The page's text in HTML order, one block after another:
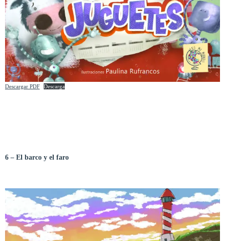
Descargar PDF Descarga
6 – El barco y el faro